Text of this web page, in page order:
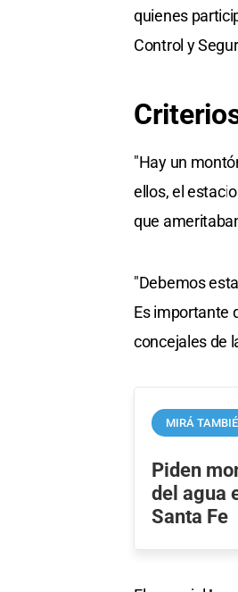
quienes
Control y
"Hay un
ellos, el
que
"Debemos
Es importante
concejales de
MIRÁ
Piden
del agua
Santa Fe